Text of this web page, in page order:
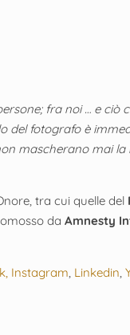
fra noi … e ciò
del fotografo è
mascherano
tra cui quelle del
daAmnesty
Instagram Linkedin ,